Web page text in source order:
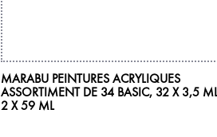
MARABU PEINTURES ACRYLIQUES
ASSORTIMENT DE 34 BASIC, 32 X 3,5
2 X 59 ML